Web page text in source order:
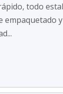
todo
empaquetado